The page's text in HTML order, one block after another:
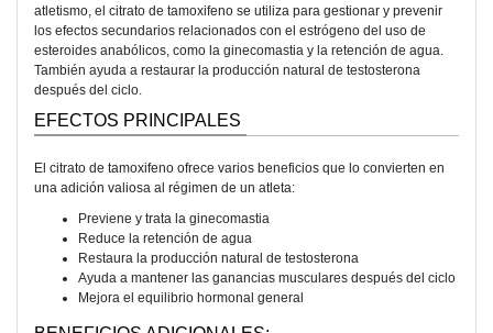
atletismo, el citrato de tamoxifeno se utiliza para gestionar y prevenir
los efectos secundarios relacionados con el estrógeno del uso de
esteroides anabólicos, como la ginecomastia y la retención de agua.
También ayuda a restaurar la producción natural de testosterona
después del ciclo.
EFECTOS PRINCIPALES
El citrato de tamoxifeno ofrece varios beneficios que lo convierten en
una adición valiosa al régimen de un atleta:
Previene y trata la ginecomastia
Reduce la retención de agua
Restaura la producción natural de testosterona
Ayuda a mantener las ganancias musculares después del ciclo
Mejora el equilibrio hormonal general